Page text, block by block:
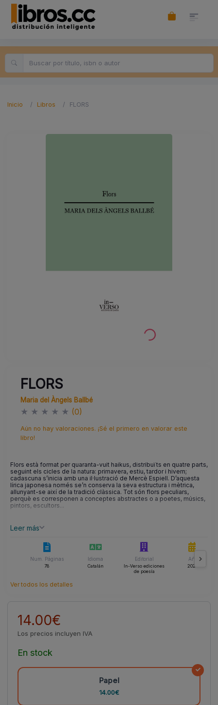
Inicio Libros FLORS
FLORS
Maria del Àngels Ballbé
★ ★ ★ ★ ★ (0)
Aún no hay valoraciones. ¡Sé el primero en valorar este
libro!
Flors està format per quaranta-vuit haikus, distribuïts en quatre parts,
seguint els cicles de la natura: primavera, estiu, tardor i hivern;
cadascuna s’inicia amb una il·lustració de Mercè Espiell. D’aquesta
lírica japonesa només se’n conserva la seva estructura i mètrica,
allunyant-se així de la tradició clàssica. Tot són flors peculiars,
perquè es corresponen a conceptes abstractes o a poetes, músics,
pintors, escultors...
Leer más
Num. Páginas
78
Idioma
Catalán
Editorial
In-Verso ediciones
de poesía
Año
2024
Ver todos los detalles
14.00€
Los precios incluyen IVA
En stock
Papel
14.00€